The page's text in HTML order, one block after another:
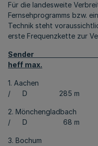
Für die landesweite
Fernsehprogramms bzw.
Technik steht
erste Frequenzkette zur
Sender
heff max.
1.
/ D 285 m
2.
/ D 68 m
3.